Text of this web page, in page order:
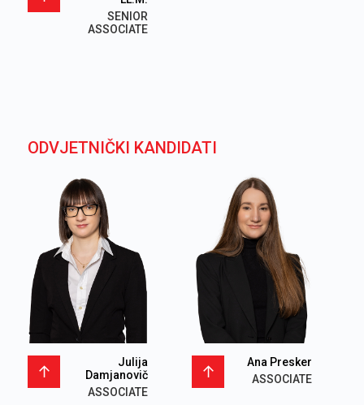
SENIOR
ASSOCIATE
ODVJETNIČKI KANDIDATI
Julija
Damjanovič
ASSOCIATE
Ana Presker
ASSOCIATE